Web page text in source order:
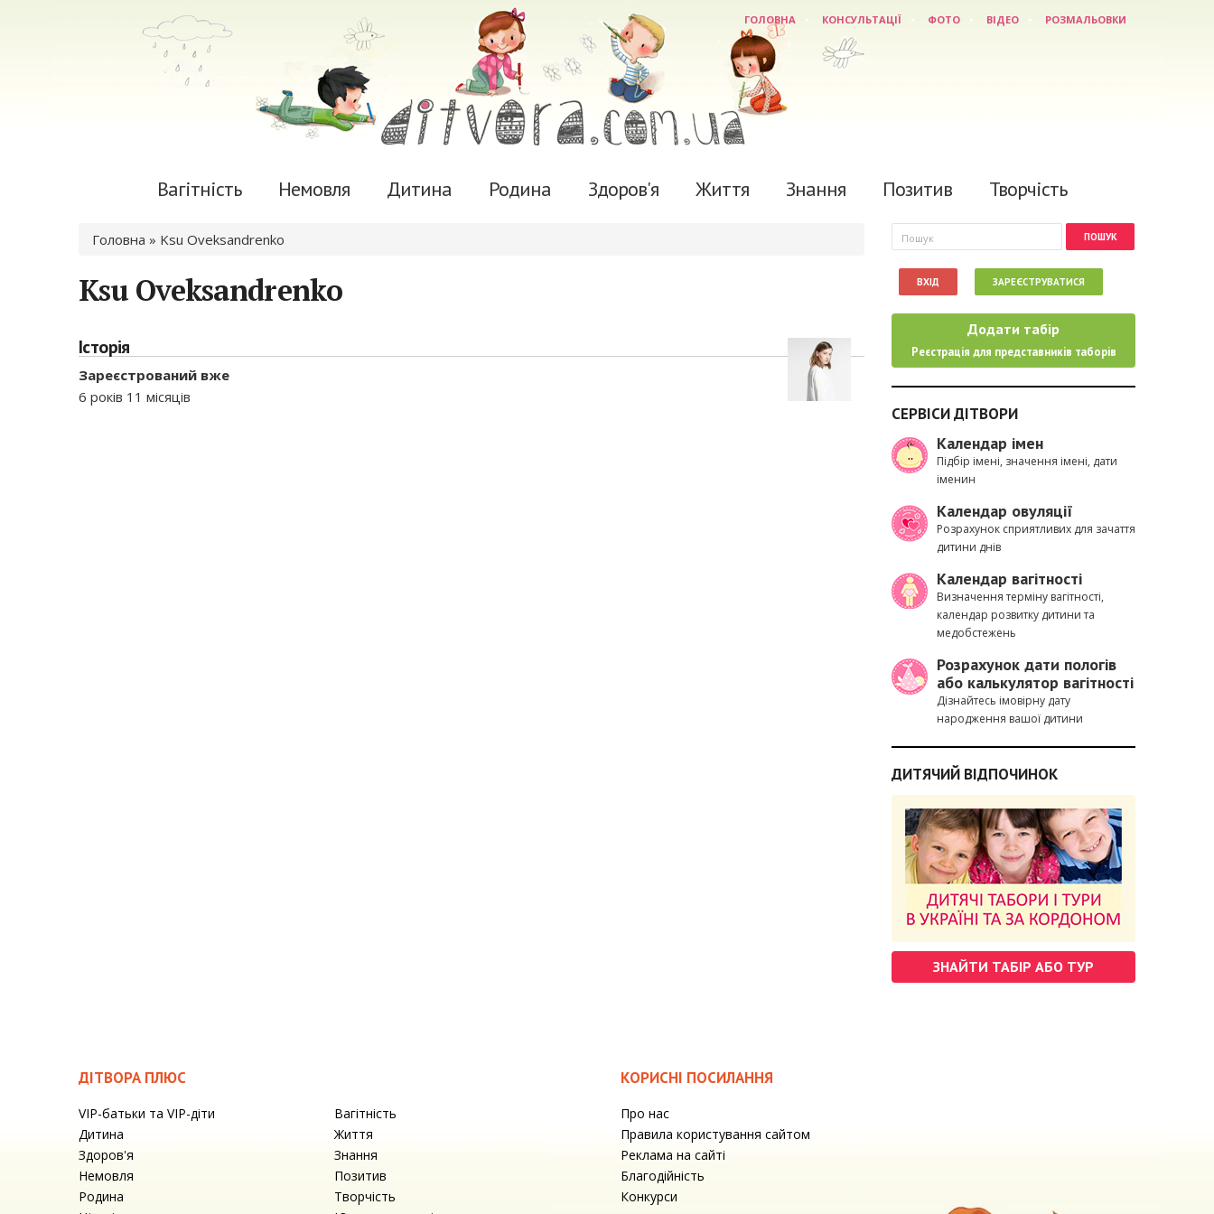
ГОЛОВНА КОНСУЛЬТАЦІЇ ФОТО ВІДЕО РОЗМАЛЬОВКИ
Вагітність Немовля Дитина Родина Здоров'я Життя Знання Позитив Творчість
Ви є тут
Головна » Ksu Oveksandrenko
Ksu Oveksandrenko
Історія
Зареєстрований вже
6 років 11 місяців
Пошукова форма
Пошук
ВХІД ЗАРЕЄСТРУВАТИСЯ
Додати табір
Реєстрація для представників таборів
СЕРВІСИ ДІТВОРИ
Календар імен
Підбір імені, значення імені, дати
іменин
Календар овуляції
Розрахунок сприятливих для зачаття
дитини днів
Календар вагітності
Визначення терміну вагітності,
календар розвитку дитини та
медобстежень
Розрахунок дати пологів
або калькулятор вагітності
Дізнайтесь імовірну дату
народження вашої дитини
ДИТЯЧИЙ ВІДПОЧИНОК
ЗНАЙТИ ТАБІР АБО ТУР
ДІТВОРА ПЛЮС
VIP-батьки та VIP-діти
Вагітність
Дитина
Життя
Здоров'я
Знання
Немовля
Позитив
Родина
Творчість
КОРИСНІ ПОСИЛАННЯ
Про нас
Правила користування сайтом
Реклама на сайті
Благодійність
Конкурси